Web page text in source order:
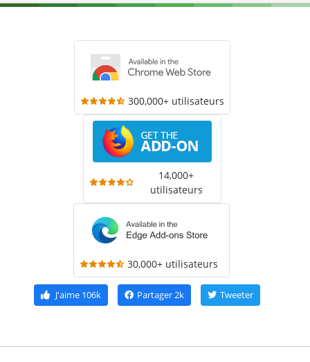
300,000+ utilisateurs
14,000+
utilisateurs
30,000+ utilisateurs
J'aime106k Partager2k Tweeter